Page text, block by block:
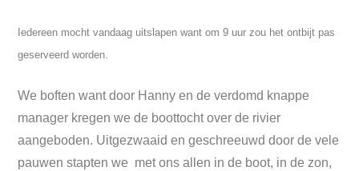
Iedereen mocht vandaag uitslapen want om 9 uur zou het ontbijt pas
geserveerd worden.
We boften want door Hanny en de verdomd knappe
manager kregen we de boottocht over de rivier
aangeboden. Uitgezwaaid en geschreeuwd door de vele
pauwen stapten we met ons allen in de boot, in de zon,